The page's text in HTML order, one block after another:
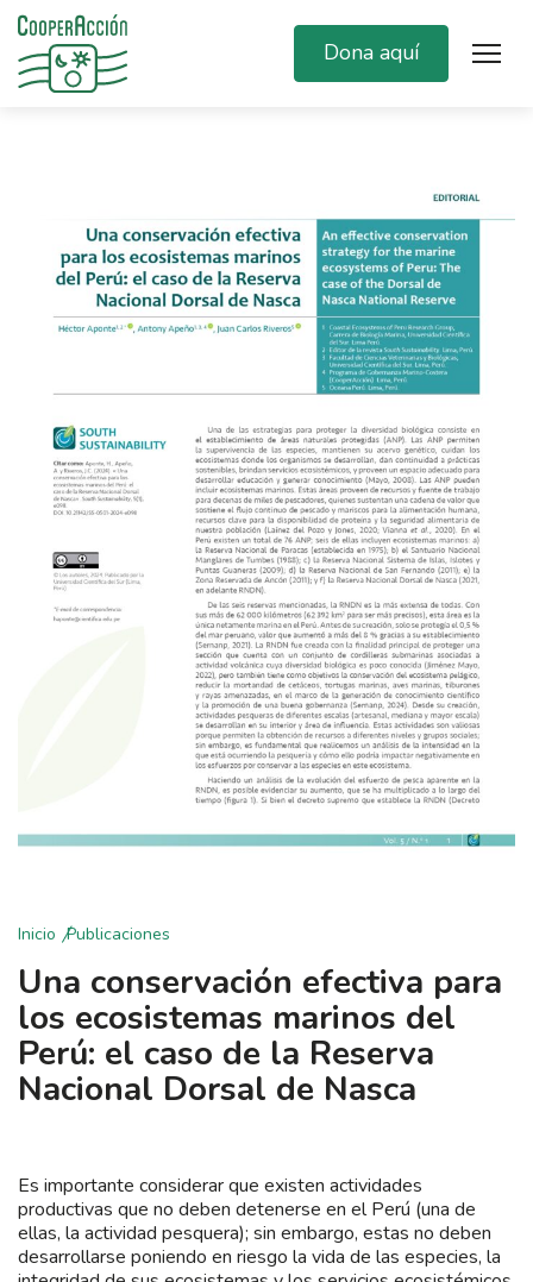
Dona aquí
Inicio Publicaciones
Una conservación efectiva para
los ecosistemas marinos del
Perú: el caso de la Reserva
Nacional Dorsal de Nasca
Es importante considerar que existen actividades
productivas que no deben detenerse en el Perú (una de
ellas, la actividad pesquera); sin embargo, estas no deben
desarrollarse poniendo en riesgo la vida de las especies, la